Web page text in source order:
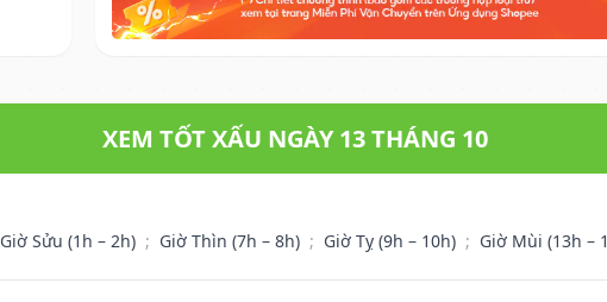
XEM TỐT XẤU NGÀY 13 THÁNG 10
Giờ Sửu (1h – 2h) ; Giờ Thìn (7h – 8h) ; Giờ Tỵ (9h – 10h) ; Giờ Mùi (13h –